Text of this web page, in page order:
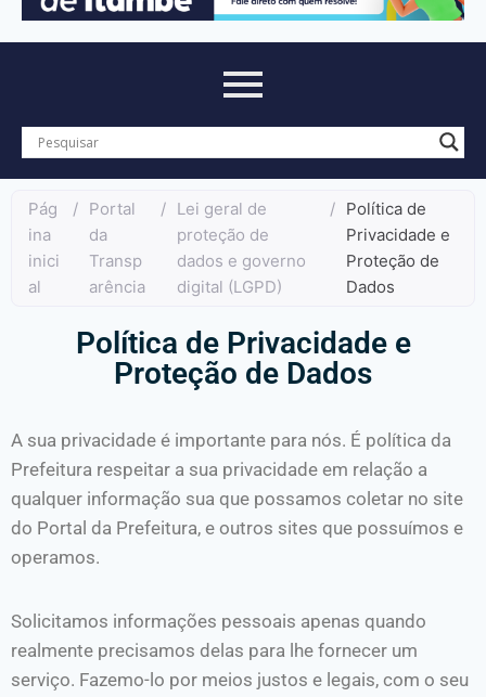
Pág
ina
inici
al
/ Portal
da
Transp
arência
/ Lei geral de
proteção de
dados e governo
digital (LGPD)
/
Política de
Privacidade e
Proteção de
Dados
Política de Privacidade e
Proteção de Dados
A sua privacidade é importante para nós. É política da
Prefeitura respeitar a sua privacidade em relação a
qualquer informação sua que possamos coletar no site
do Portal da Prefeitura, e outros sites que possuímos e
operamos.
Solicitamos informações pessoais apenas quando
realmente precisamos delas para lhe fornecer um
serviço. Fazemo-lo por meios justos e legais, com o seu